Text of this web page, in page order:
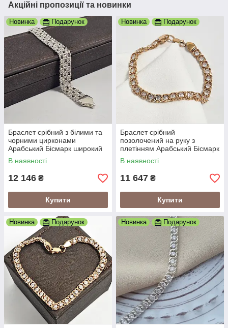
Акційні пропозиції та новинки
Новинка Подарунок
Браслет срібний з білими та
чорними цирконами
Арабський Бісмарк широкий
супер легкий 18 см
В наявності
12 146 ₴
Купити
Новинка Подарунок
Браслет срібний
позолочений на руку з
плетінням Арабський Бісмарк
і цирконами
В наявності
11 647 ₴
Купити
Новинка Подарунок Новинка Подарунок